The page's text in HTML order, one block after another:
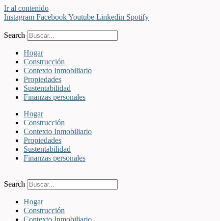
Ir al contenido
Instagram FacebookYoutube Linkedin Spotify
Search
Hogar
Construcción
Contexto Inmobiliario
Propiedades
Sustentabilidad
Finanzas personales
Hogar
Construcción
Contexto Inmobiliario
Propiedades
Sustentabilidad
Finanzas personales
Search
Hogar
Construcción
Contexto Inmobiliario